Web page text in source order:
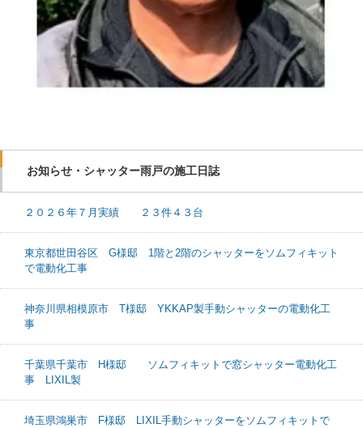
お知らせ・シャッター雨戸の施工日誌
２０２６年７月実績 ２３件４３台
東京都世田谷区 G様邸 1階と2階のシャッターをソムフィキット
で電動化工事
神奈川県相模原市 T様邸 YKKAP製手動シャッターの電動化工
事
千葉県千葉市 H様邸 ソムフィキットで窓シャッター電動化工
事 LIXIL製
埼玉県鴻巣市 F様邸 LIXIL手動シャッターをソムフィキットで